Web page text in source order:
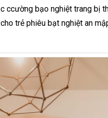
ccường bạo nghiệt trang bị
trẻ phiêu bạt nghiệt an